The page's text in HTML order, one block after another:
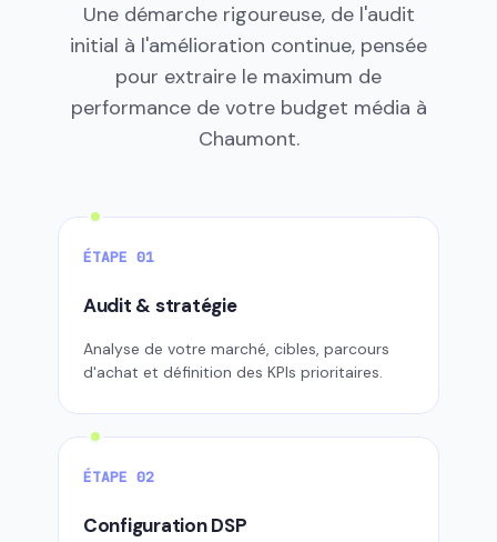
Une démarche rigoureuse, de l'audit
initial à l'amélioration continue, pensée
pour extraire le maximum de
performance de votre budget média à
Chaumont.
ÉTAPE 01
Audit & stratégie
Analyse de votre marché, cibles, parcours
d'achat et définition des KPIs prioritaires.
ÉTAPE 02
Configuration DSP